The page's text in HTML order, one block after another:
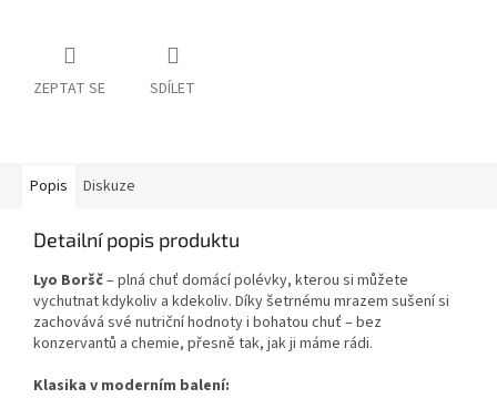
ZEPTAT SE SDÍLET
Popis Diskuze
Detailní popis produktu
Lyo Boršč– plná chuť domácí polévky, kterou si můžete
vychutnat kdykoliv a kdekoliv. Díky šetrnému mrazem sušení si
zachovává své nutriční hodnoty i bohatou chuť – bez
konzervantů a chemie, přesně tak, jak ji máme rádi.
Klasika v moderním balení: